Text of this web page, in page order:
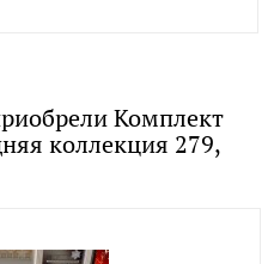
Комплект
коллекция 279,